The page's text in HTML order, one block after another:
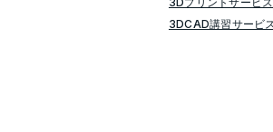
3DCAD講習サービ